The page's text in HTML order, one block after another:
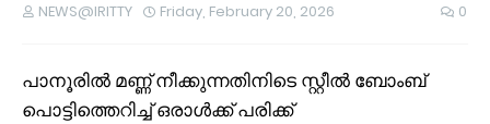
NEWS@IRITTY Friday, February 20, 2026 0
പാനൂരിൽ മണ്ണ് നീക്കുന്നതിനിടെ സ്റ്റീൽ ബോംബ്
പൊട്ടിത്തെറിച്ച് ഒരാൾക്ക് പരിക്ക്